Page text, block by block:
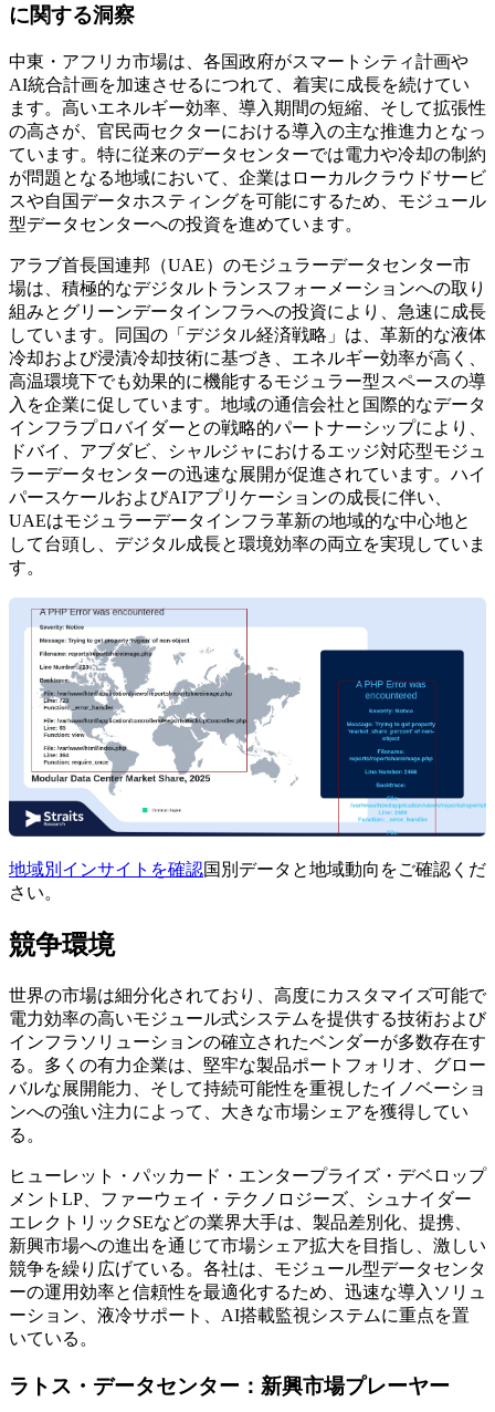
に関する洞察
中東・アフリカ市場は、各国政府がスマートシティ計画や
AI統合計画を加速させるにつれて、着実に成長を続けてい
ます。高いエネルギー効率、導入期間の短縮、そして拡張性
の高さが、官民両セクターにおける導入の主な推進力となっ
ています。特に従来のデータセンターでは電力や冷却の制約
が問題となる地域において、企業はローカルクラウドサービ
スや自国データホスティングを可能にするため、モジュール
型データセンターへの投資を進めています。
アラブ首長国連邦（UAE）のモジュラーデータセンター市
場は、積極的なデジタルトランスフォーメーションへの取り
組みとグリーンデータインフラへの投資により、急速に成長
しています。同国の「デジタル経済戦略」は、革新的な液体
冷却および浸漬冷却技術に基づき、エネルギー効率が高く、
高温環境下でも効果的に機能するモジュラー型スペースの導
入を企業に促しています。地域の通信会社と国際的なデータ
インフラプロバイダーとの戦略的パートナーシップにより、
ドバイ、アブダビ、シャルジャにおけるエッジ対応型モジュ
ラーデータセンターの迅速な展開が促進されています。ハイ
パースケールおよびAIアプリケーションの成長に伴い、
UAEはモジュラーデータインフラ革新の地域的な中心地と
して台頭し、デジタル成長と環境効率の両立を実現していま
す。
地域別インサイトを確認国別データと地域動向をご確認くだ
さい。
競争環境
世界の市場は細分化されており、高度にカスタマイズ可能で
電力効率の高いモジュール式システムを提供する技術および
インフラソリューションの確立されたベンダーが多数存在す
る。多くの有力企業は、堅牢な製品ポートフォリオ、グロー
バルな展開能力、そして持続可能性を重視したイノベーショ
ンへの強い注力によって、大きな市場シェアを獲得してい
る。
ヒューレット・パッカード・エンタープライズ・デベロップ
メントLP、ファーウェイ・テクノロジーズ、シュナイダー
エレクトリックSEなどの業界大手は、製品差別化、提携、
新興市場への進出を通じて市場シェア拡大を目指し、激しい
競争を繰り広げている。各社は、モジュール型データセンタ
ーの運用効率と信頼性を最適化するため、迅速な導入ソリュ
ーション、液冷サポート、AI搭載監視システムに重点を置
いている。
ラトス・データセンター：新興市場プレーヤー